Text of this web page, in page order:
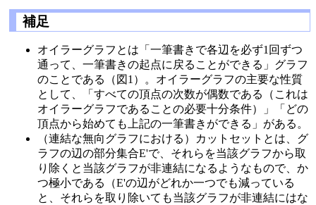
補足
オイラーグラフとは「一筆書きで各辺を必ず1回ずつ
通って、一筆書きの起点に戻ることができる」グラフ
のことである（図1）。オイラーグラフの主要な性質
として、「すべての頂点の次数が偶数である（これは
オイラーグラフであることの必要十分条件）」「どの
頂点から始めても上記の一筆書きができる」がある。
（連結な無向グラフにおける）カットセットとは、グ
ラフの辺の部分集合E'で、それらを当該グラフから取
り除くと当該グラフが非連結になるようなもので、か
つ極小である（E'の辺がどれか一つでも減っている
と、それらを取り除いても当該グラフが非連結にはな